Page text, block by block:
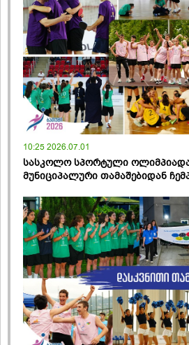
10:25 2026.07.01
სასკოლო სპორტული ოლიმპიადა
მუნიციპალური თამაშებიდან